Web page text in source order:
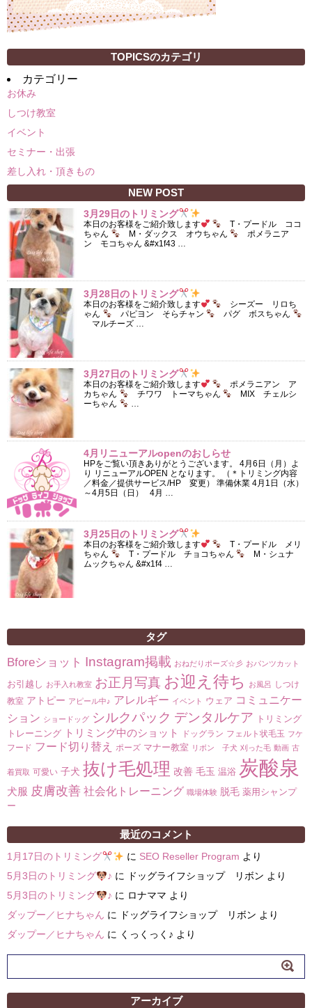
TOPICSのカテゴリ
カテゴリー
お休み
しつけ教室
イベント
セミナー・出張
差し入れ・頂きもの
NEW POST
3月29日のトリミング
本日のお客様をご紹介致します
T・プードル ココ
ちゃん
M・ダックス オウちゃん
ポメラニア
ン モコちゃん &#x1f43 …
3月28日のトリミング
本日のお客様をご紹介致します
シーズー リロち
ゃん
パピヨン そらチャン
パグ ボスちゃん
マルチーズ …
3月27日のトリミング
本日のお客様をご紹介致します
ポメラニアン ア
カちゃん
チワワ トーマちゃん
MIX チェルシ
ーちゃん
…
4月リニューアルopenのおしらせ
HPをご覧い頂きありがとうございます。 4月6日（月）よ
り リニューアルOPEN となります。 （＊トリミング内容
／料金／提供サービス/HP 変更） 準備休業 4月1日（水）
～4月5日（日） 4月 …
3月25日のトリミング
本日のお客様をご紹介致します
T・プードル メリ
ちゃん
T・プードル チョコちゃん
M・シュナ
ムックちゃん &#x1f4 …
タグ
Bforeショット Instagram掲載 おねだりポーズ☆彡 おパンツカット
お引越し お手入れ教室 お正月写真 お迎え待ち お風呂 しつけ
教室 アトピー アピール中♪ アレルギー イベント ウェア コミュニケー
ション ショードッグ シルクパック デンタルケア
トリミング
トレーニング
トリミング中のショット ドッグラン フェルト状毛玉 フケ
フード フード切り替え ポーズ マナー教室 リボン 子犬 刈った毛 動画 古
着買取 可愛い 子犬 抜け毛処理 改善 毛玉 温浴 炭酸泉
犬服 皮膚改善 社会化トレーニング 職場体験 脱毛 薬用シャンプ
ー
最近のコメント
1月17日のトリミング に SEO Reseller Program より
5月3日のトリミング
♪ に ドッグライフショップ リボン より
5月3日のトリミング
♪ に ロナママ より
ダップー／ヒナちゃん に ドッグライフショップ リボン より
ダップー／ヒナちゃん に くっくっく♪ より
アーカイブ